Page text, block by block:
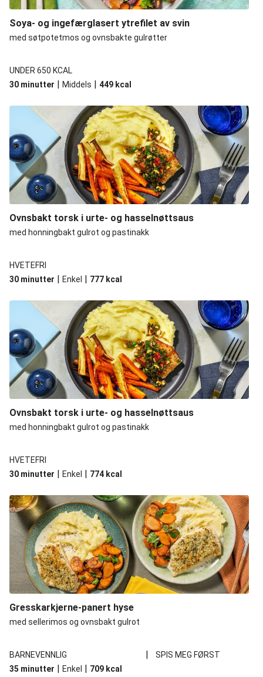
Soya- og ingefærglasert ytrefilet av svin
med søtpotetmos og ovnsbakte gulrøtter
UNDER 650 KCAL
30 minutter | Middels | 449 kcal
Ovnsbakt torsk i urte- og hasselnøttsaus
med honningbakt gulrot og pastinakk
HVETEFRI
30 minutter | Enkel | 777 kcal
Ovnsbakt torsk i urte- og hasselnøttsaus
med honningbakt gulrot og pastinakk
HVETEFRI
30 minutter | Enkel | 774 kcal
Gresskarkjerne-panert hyse
med sellerimos og ovnsbakt gulrot
BARNEVENNLIG |
SPIS MEG FØRST
35 minutter | Enkel | 709 kcal